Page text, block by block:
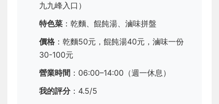
九九峰入口）
特色菜 ：乾麵、餛飩湯、滷味拼盤
價格 ：乾麵50元，餛飩湯40元，滷味一份
30-100元
營業時間 ：06:00–14:00（週一休息）
我的評分：4.5/5